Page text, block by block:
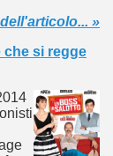
»
che si regge
2013.